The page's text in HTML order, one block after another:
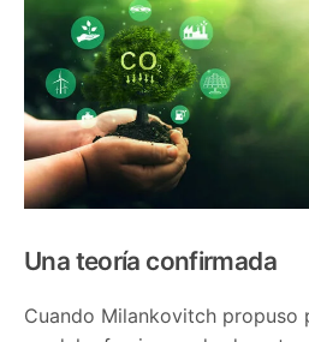
Una teoría confirmada
Cuando Milankovitch propuso